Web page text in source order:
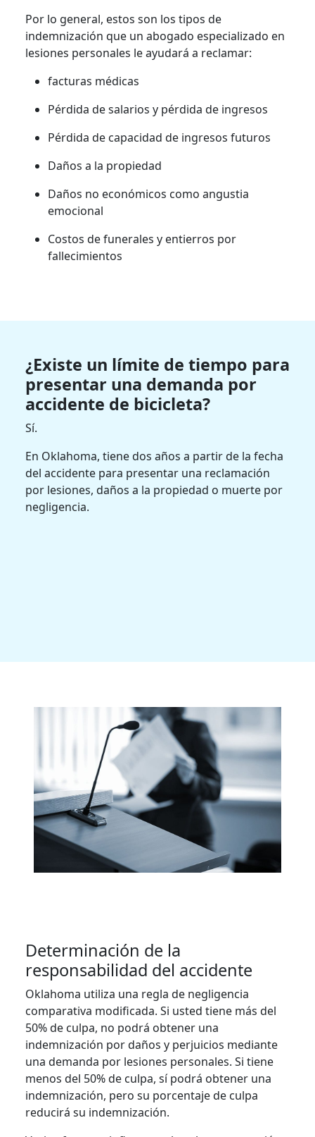
Por lo general, estos son los tipos de
indemnización que un abogado especializado en
lesiones personales le ayudará a reclamar:
facturas médicas
Pérdida de salarios y pérdida de ingresos
Pérdida de capacidad de ingresos futuros
Daños a la propiedad
Daños no económicos como angustia
emocional
Costos de funerales y entierros por
fallecimientos
¿Existe un límite de tiempo para
presentar una demanda por
accidente de bicicleta?
Sí.
En Oklahoma, tiene dos años a partir de la fecha
del accidente para presentar una reclamación
por lesiones, daños a la propiedad o muerte por
negligencia.
Determinación de la
responsabilidad del accidente
Oklahoma utiliza una regla de negligencia
comparativa modificada. Si usted tiene más del
50% de culpa, no podrá obtener una
indemnización por daños y perjuicios mediante
una demanda por lesiones personales. Si tiene
menos del 50% de culpa, sí podrá obtener una
indemnización, pero su porcentaje de culpa
reducirá su indemnización.